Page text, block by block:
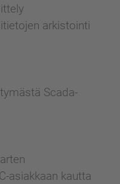
arkistointi
Scada-
asiakkaan kautta